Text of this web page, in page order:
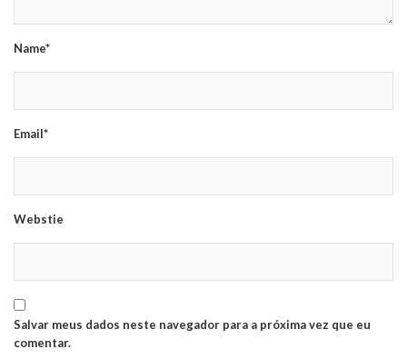
Name*
Email*
Webstie
Salvar meus dados neste navegador para a próxima vez que eu
comentar.